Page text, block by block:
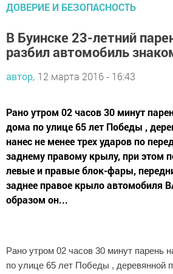
ДОВЕРИЕ И БЕЗОПАСНОСТЬ
В Буинске 23-летний
разбил автомобиль
автор, 12 марта 2016 - 16:43
Рано утром 02 часов 30 минут
дома по улице 65 лет Победы ,
нанес не менее трех ударов по
заднему правому крылу, при этом
левые и правые блок-фары,
заднее правое крыло автомобиля
образом он...
Рано утром 02 часов 30 минут парень
по улице 65 лет Победы , деревянной